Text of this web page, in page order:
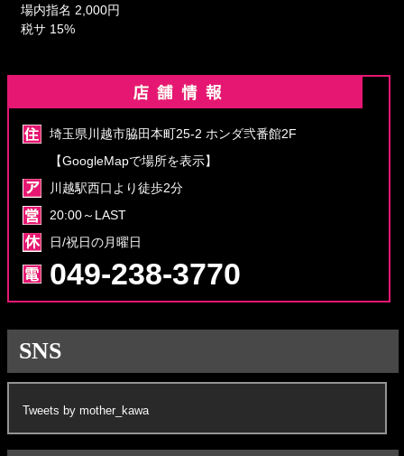
場内指名 2,000円
税サ 15%
埼玉県川越市脇田本町25-2 ホンダ弐番館2F
【GoogleMapで場所を表示】
川越駅西口より徒歩2分
20:00～LAST
日/祝日の月曜日
049-238-3770
SNS
Tweets by mother_kawa